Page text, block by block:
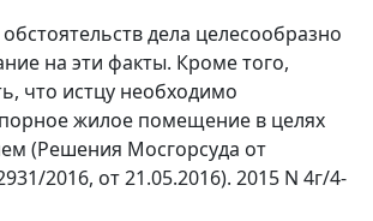
дела целесообразно
на эти факты. Кроме того,
что истцу необходимо
жилое помещение в целях
(Решения Мосгорсуда от
2016, от 21.05.2016). 2015 N 4г/4-